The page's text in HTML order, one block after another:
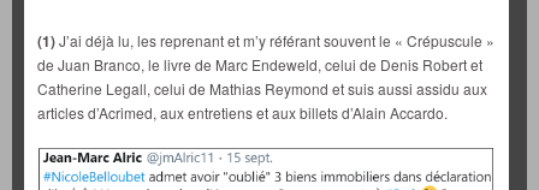
(1)J’ai déjà lu, les reprenant et m’y référant souvent le « Crépuscule »
de Juan Branco, le livre de Marc Endeweld, celui de Denis Robert et
Catherine Legall, celui de Mathias Reymond et suis aussi assidu aux
articles d’Acrimed, aux entretiens et aux billets d’Alain Accardo.